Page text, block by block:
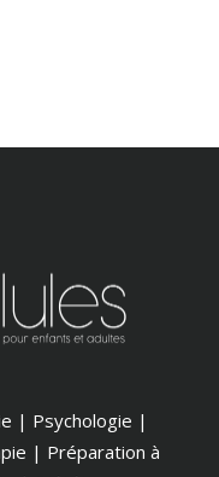
| Psychologie |
| Préparation à